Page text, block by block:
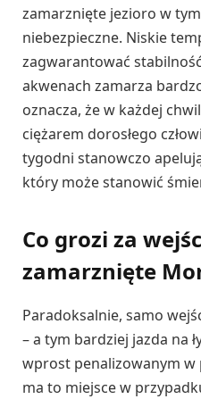
zamarznięte jezioro w
niebezpieczne. Niskie
zagwarantować
akwenach zamarza
oznacza, że w każdej
ciężarem dorosłego
tygodni stanowczo
który może stanowić
Co grozi za
zamarznięte
Paradoksalnie, samo
– a tym bardziej jazda na
wprost penalizowanym
ma to miejsce w